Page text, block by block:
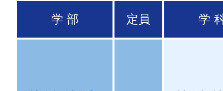
学 部 定員 学